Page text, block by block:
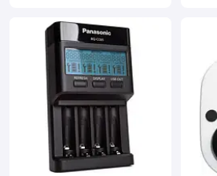
Покупка без ризику
(Пром-оплата):
Сплачуйте безпечно за
допомогою функції Пром-
оплата, яка гарантує
повернення коштів у разі,
якщо товар вам не
підійшов.